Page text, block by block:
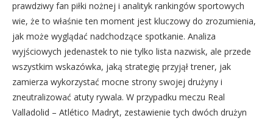
prawdziwy fan piłki nożnej i analityk rankingów sportowych
wie, że to właśnie ten moment jest kluczowy do zrozumienia,
jak może wyglądać nadchodzące spotkanie. Analiza
wyjściowych jedenastek to nie tylko lista nazwisk, ale przede
wszystkim wskazówka, jaką strategię przyjął trener, jak
zamierza wykorzystać mocne strony swojej drużyny i
zneutralizować atuty rywala. W przypadku meczu Real
Valladolid – Atlético Madryt, zestawienie tych dwóch drużyn